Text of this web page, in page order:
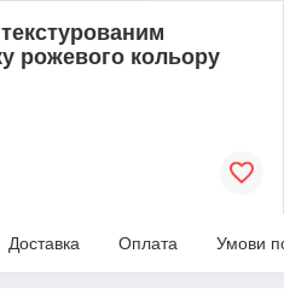
рожевого кольору
Доставка Оплата Умови